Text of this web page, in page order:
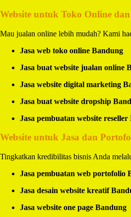
Website untuk Toko Online
Mau jualan online lebih mudah? Kami
Jasa web toko online Bandung
Jasa buat website jualan online
Jasa website digital marketing
Jasa buat website dropship
Jasa pembuatan website
Website untuk Jasa dan
Tingkatkan kredibilitas bisnis Anda
Jasa pembuatan web portofolio
Jasa desain website kreatif
Jasa website one page Bandung